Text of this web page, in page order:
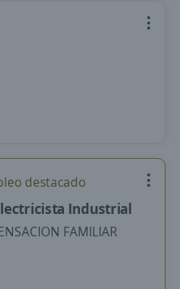
destacado
Industrial
FAMILIAR